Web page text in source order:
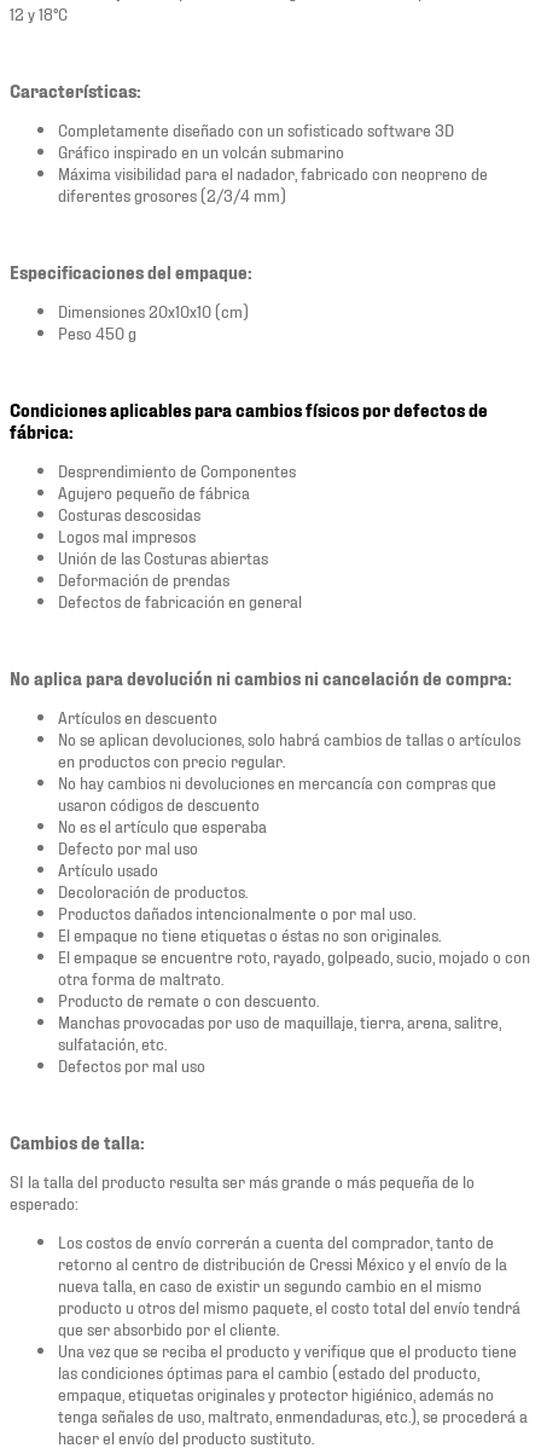
12 y 18°C
Características:
Completamente diseñado con un sofisticado software 3D
Gráfico inspirado en un volcán submarino
Máxima visibilidad para el nadador, fabricado con neopreno de
diferentes grosores (2/3/4 mm)
Especificaciones del empaque:
Dimensiones 20x10x10 (cm)
Peso 450 g
Condiciones aplicables para cambios físicos por defectos de
fábrica:
Desprendimiento de Componentes
Agujero pequeño de fábrica
Costuras descosidas
Logos mal impresos
Unión de las Costuras abiertas
Deformación de prendas
Defectos de fabricación en general
No aplica para devolución ni cambios ni cancelación de compra:
Artículos en descuento
No se aplican devoluciones, solo habrá cambios de tallas o artículos
en productos con precio regular.
No hay cambios ni devoluciones en mercancía con compras que
usaron códigos de descuento
No es el artículo que esperaba
Defecto por mal uso
Artículo usado
Decoloración de productos.
Productos dañados intencionalmente o por mal uso.
El empaque no tiene etiquetas o éstas no son originales.
El empaque se encuentre roto, rayado, golpeado, sucio, mojado o con
otra forma de maltrato.
Producto de remate o con descuento.
Manchas provocadas por uso de maquillaje, tierra, arena, salitre,
sulfatación, etc.
Defectos por mal uso
Cambios de talla:
SI la talla del producto resulta ser más grande o más pequeña de lo
esperado:
Los costos de envío correrán a cuenta del comprador, tanto de
retorno al centro de distribución de Cressi México y el envío de la
nueva talla, en caso de existir un segundo cambio en el mismo
producto u otros del mismo paquete, el costo total del envío tendrá
que ser absorbido por el cliente.
Una vez que se reciba el producto y verifique que el producto tiene
las condiciones óptimas para el cambio (estado del producto,
empaque, etiquetas originales y protector higiénico, además no
tenga señales de uso, maltrato, enmendaduras, etc.), se procederá a
hacer el envío del producto sustituto.